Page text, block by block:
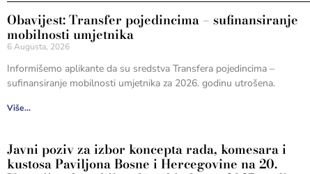
Obavijest: Transfer pojedincima – sufinansiranje
mobilnosti umjetnika
6 Augusta, 2026
Informišemo aplikante da su sredstva Transfera pojedincima –
sufinansiranje mobilnosti umjetnika za 2026. godinu utrošena.
Više...
Javni poziv za izbor koncepta rada, komesara i
kustosa Paviljona Bosne i Hercegovine na 20.